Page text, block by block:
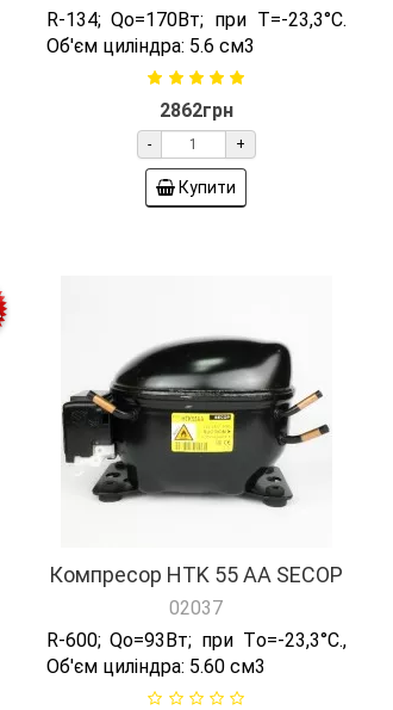
R-134; Qо=170Вт; при T=-23,3°C.
Об'єм циліндра: 5.6 см3
2862грн
- +
Купити
Компресор HTK 55 AA SECOP
02037
R-600; Qо=93Вт; при Tо=-23,3°C.,
Об'єм циліндра: 5.60 см3